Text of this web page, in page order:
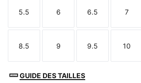
Taille
5.5
Taille
6
Taille
6.5
Taille
7
Taille
8.5
Taille
9
Taille
9.5
Taille
10
GUIDE DES TAILLES